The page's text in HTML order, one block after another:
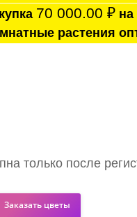
70 000.00 ₽на
растения
только после
Заказать цветы